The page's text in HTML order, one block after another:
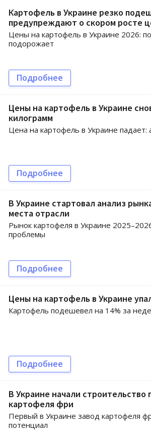
Картофель в Украине резко
предупреждают о скором росте
Цены на картофель в Украине 2026:
подорожает
Подробнее
Цены на картофель в Украине
килограмм
Цена на картофель в Украине падает:
Подробнее
В Украине стартовал анализ
места отрасли
Рынок картофеля в Украине
проблемы
Подробнее
Цены на картофель в Украине
Картофель подешевел на 14% за
Подробнее
В Украине начали строительство
картофеля фри
Первый в Украине завод картофеля
потенциал